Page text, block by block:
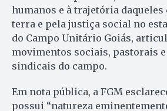
humanos e à trajetória
terra e pela justiça social no
do Campo Unitário Goiás,
movimentos sociais, pastorais
sindicais do campo.
Em nota pública, a FGM
possui “natureza